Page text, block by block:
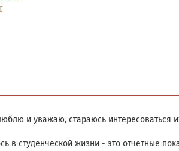
и уважаю, стараюсь интересоваться
в студенческой жизни - это отчетные